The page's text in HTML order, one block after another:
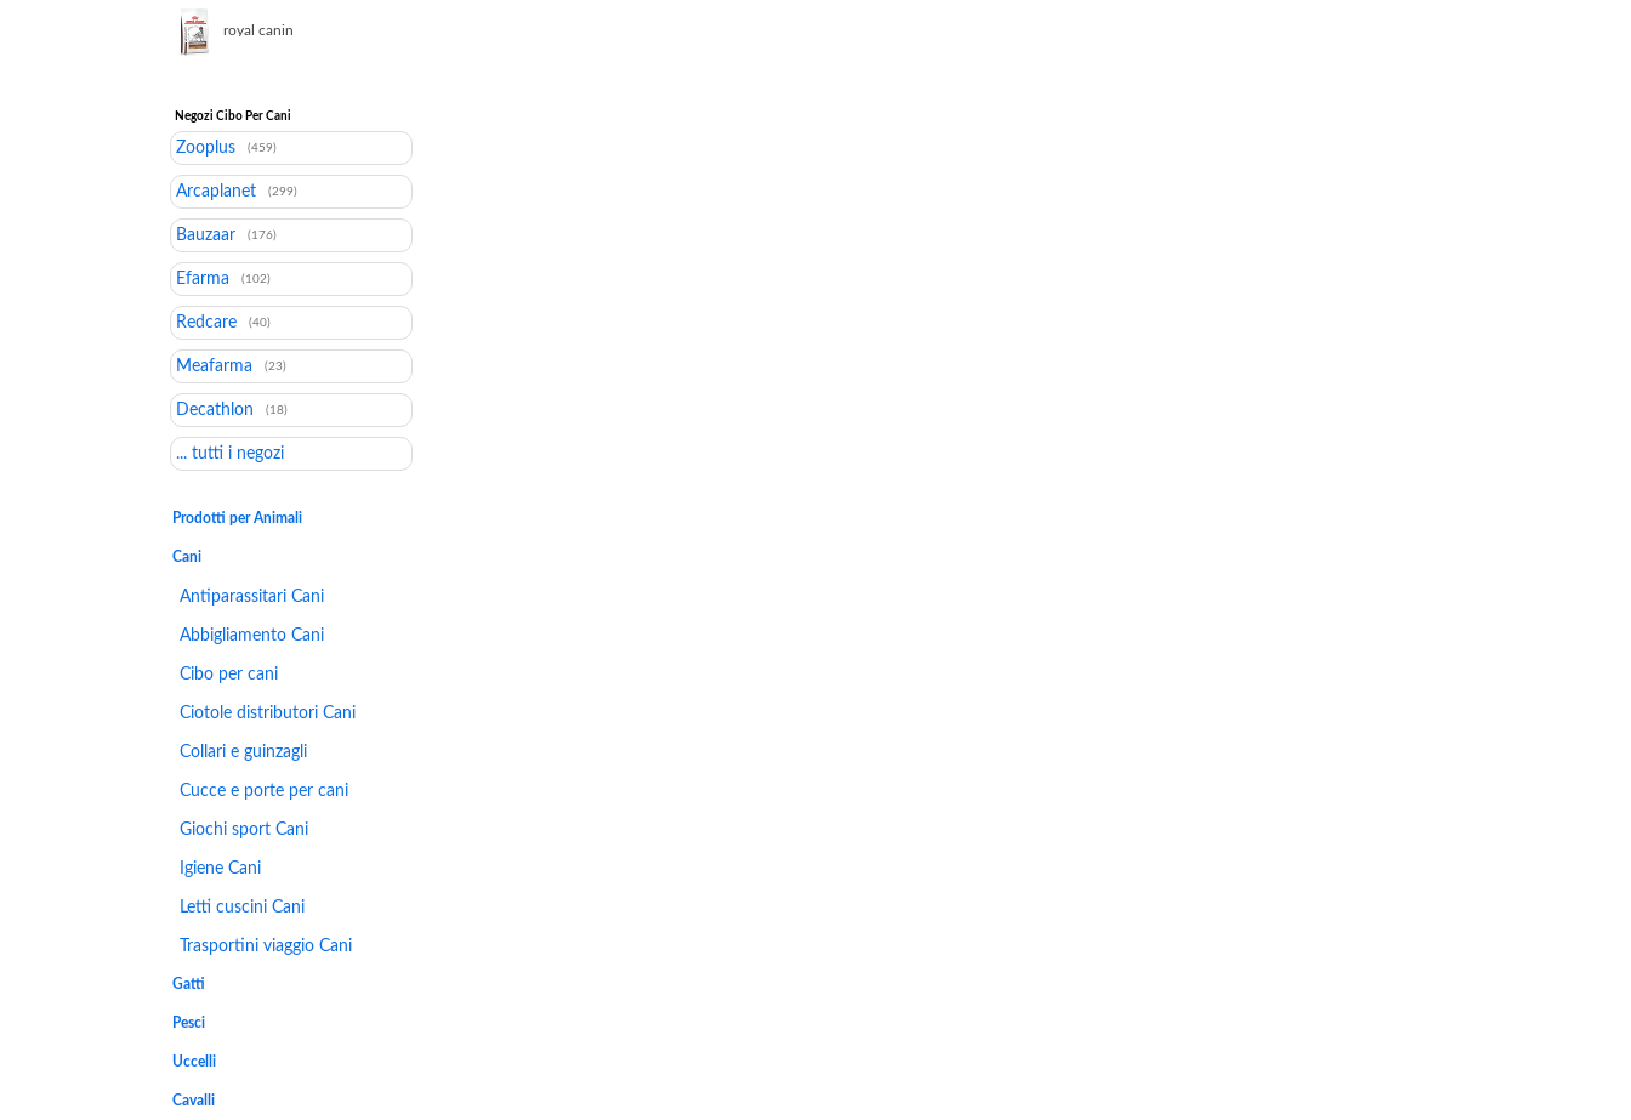
royal canin
Negozi Cibo Per Cani
Zooplus (459)
Arcaplanet (299)
Bauzaar (176)
Efarma (102)
Redcare (40)
Meafarma (23)
Decathlon (18)
... tutti i negozi
Prodotti per Animali
Cani
Antiparassitari Cani
Abbigliamento Cani
Cibo per cani
Ciotole distributori Cani
Collari e guinzagli
Cucce e porte per cani
Giochi sport Cani
Igiene Cani
Letti cuscini Cani
Trasportini viaggio Cani
Gatti
Pesci
Uccelli
Cavalli